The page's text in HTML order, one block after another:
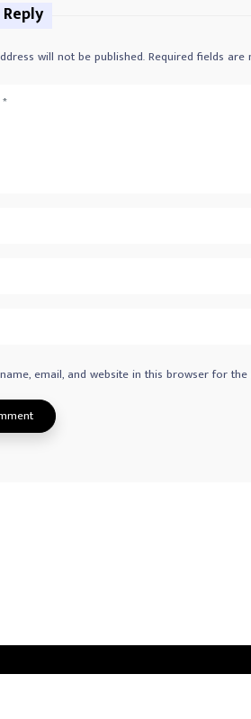
will not be published.Required fields are
email, and website in this browser for